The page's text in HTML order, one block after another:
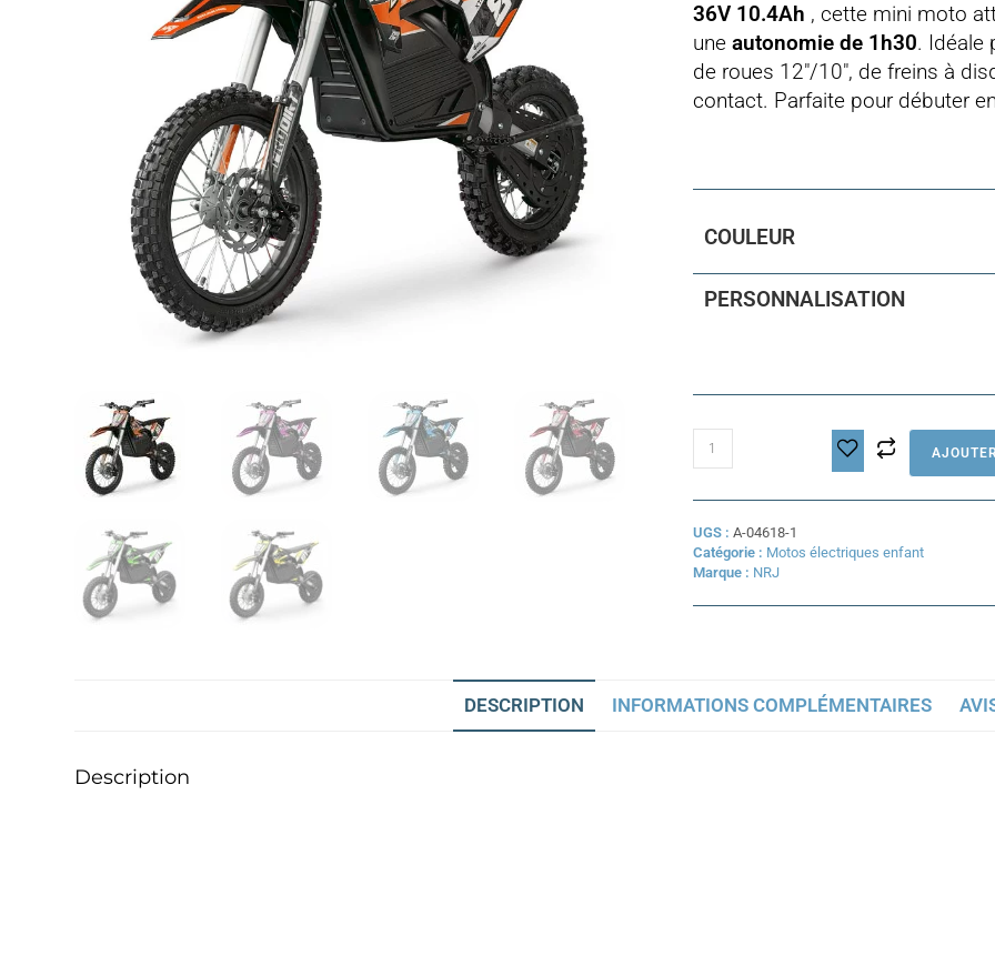
36V 10.4Ah , cette mini moto
une autonomie de 1h30. Idéale
de roues 12″/10″, de freins à
contact. Parfaite pour débuter
COULEUR
PERSONNALISATION
cross
enfant
NRJ
1000W
12/10
UGS : A-04618-1
Catégorie : Motos électriques enfant
Marque : NRJ
DESCRIPTION INFORMATIONS COMPLÉMENTAIRES
Description